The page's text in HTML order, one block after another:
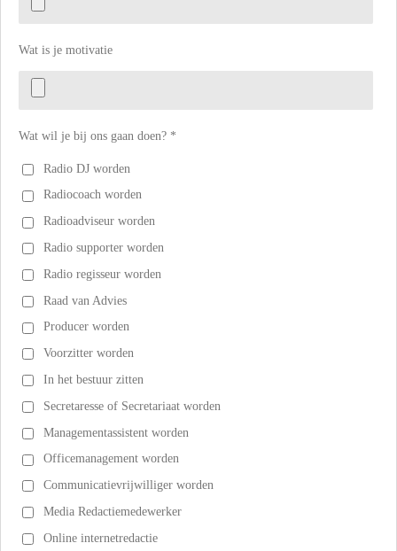
Wat is je motivatie
Wat wil je bij ons gaan doen? *
Radio DJ worden
Radiocoach worden
Radioadviseur worden
Radio supporter worden
Radio regisseur worden
Raad van Advies
Producer worden
Voorzitter worden
In het bestuur zitten
Secretaresse of Secretariaat worden
Managementassistent worden
Officemanagement worden
Communicatievrijwilliger worden
Media Redactiemedewerker
Online internetredactie